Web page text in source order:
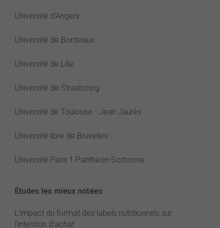
Université d'Angers
Université de Bordeaux
Université de Lille
Université de Strasbourg
Université de Toulouse - Jean Jaurès
Université libre de Bruxelles
Université Paris 1 Panthéon-Sorbonne
Études les mieux notées
L'impact du format des labels nutritionnels sur
l'intention d'achat